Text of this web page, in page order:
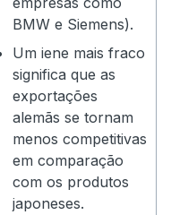
BMW e Siemens).
Um iene mais fraco
significa que as
exportações
alemãs se tornam
menos competitivas
em comparação
com os produtos
japoneses.